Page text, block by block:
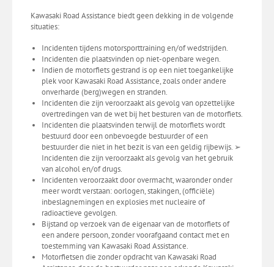
Kawasaki Road Assistance biedt geen dekking in de volgende
situaties:
Incidenten tijdens motorsporttraining en/of wedstrijden.
Incidenten die plaatsvinden op niet-openbare wegen.
Indien de motorfiets gestrand is op een niet toegankelijke
plek voor Kawasaki Road Assistance, zoals onder andere
onverharde (berg)wegen en stranden.
Incidenten die zijn veroorzaakt als gevolg van opzettelijke
overtredingen van de wet bij het besturen van de motorfiets.
Incidenten die plaatsvinden terwijl de motorfiets wordt
bestuurd door een onbevoegde bestuurder of een
bestuurder die niet in het bezit is van een geldig rijbewijs. ➢
Incidenten die zijn veroorzaakt als gevolg van het gebruik
van alcohol en/of drugs.
Incidenten veroorzaakt door overmacht, waaronder onder
meer wordt verstaan: oorlogen, stakingen, (officiële)
inbeslagnemingen en explosies met nucleaire of
radioactieve gevolgen.
Bijstand op verzoek van de eigenaar van de motorfiets of
een andere persoon, zonder voorafgaand contact met en
toestemming van Kawasaki Road Assistance.
Motorfietsen die zonder opdracht van Kawasaki Road